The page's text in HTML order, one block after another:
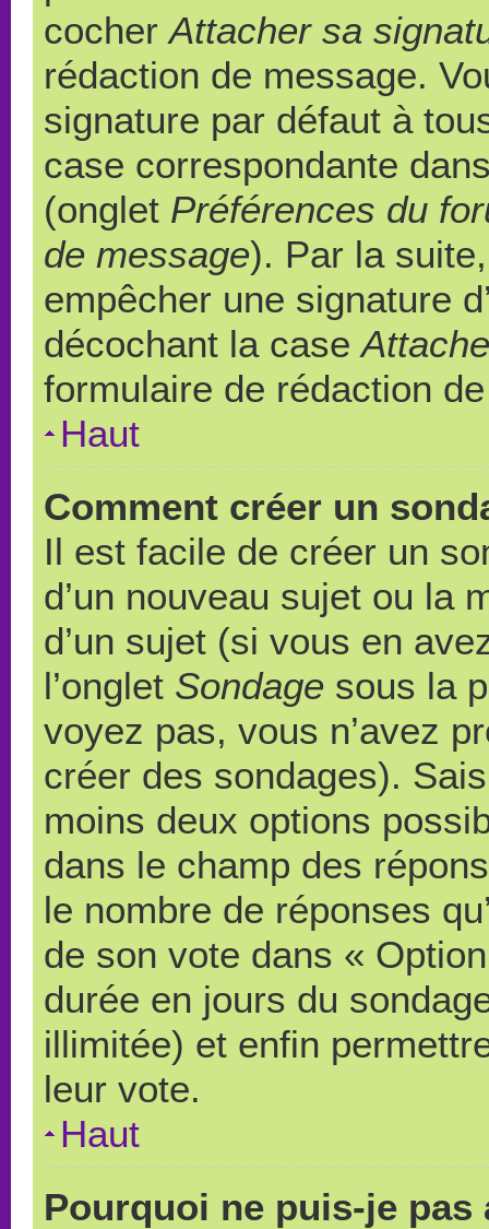
cocherAttacher sa
rédaction de message.
signature par défaut à
case correspondante
(onglet Préférences du
de message). Par la
empêcher une signature
décochant la case
formulaire de rédaction
Haut
Comment créer un
Il est facile de créer un
d’un nouveau sujet ou la
d’un sujet (si vous en
l’onglet Sondage sous la
voyez pas, vous n’avez
créer des sondages).
moins deux options
dans le champ des
le nombre de réponses
de son vote dans «
durée en jours du
illimitée) et enfin
leur vote.
Haut
Pourquoi ne puis-je